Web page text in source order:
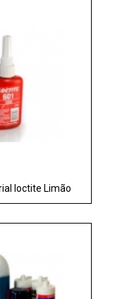
loctite Limão